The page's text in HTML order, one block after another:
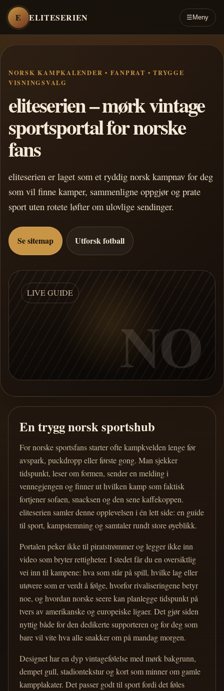
E ELITESERIEN ☰ Meny
NORSK KAMPKALENDER • FANPRAT • TRYGGE
VISNINGSVALG
eliteserien – mørk vintage
sportsportal for norske
fans
eliteserien er laget som et ryddig norsk kampnav for deg
som vil finne kamper, sammenligne oppgjør og prate
sport uten rotete løfter om ulovlige sendinger.
Se sitemap Utforsk fotball
LIVE GUIDE
NO
En trygg norsk sportshub
For norske sportsfans starter ofte kampkvelden lenge før
avspark, puckdropp eller første gong. Man sjekker
tidspunkt, leser om formen, sender en melding i
vennegjengen og finner ut hvilken kamp som faktisk
fortjener sofaen, snacksen og den sene kaffekoppen.
eliteserien samler denne opplevelsen i én lett side: en guide
til sport, kampstemning og samtaler rundt store øyeblikk.
Portalen peker ikke til piratstrømmer og legger ikke inn
video som bryter rettigheter. I stedet får du en oversiktlig
vei inn til kampene: hva som står på spill, hvilke lag eller
utøvere som er verdt å følge, hvorfor rivaliseringene betyr
noe, og hvordan norske seere kan planlegge tidspunkt på
tvers av amerikanske og europeiske ligaer. Det gjør siden
nyttig både for den dedikerte supporteren og for deg som
bare vil vite hva alle snakker om på mandag morgen.
Designet har en dyp vintagefølelse med mørk bakgrunn,
dempet gull, stadiontekstur og kort som minner om gamle
kampplakater. Det passer godt til sport fordi det føles